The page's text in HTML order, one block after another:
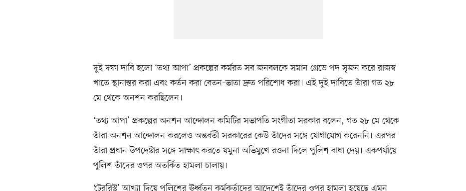
দুই দফা দাবি হলো ‘তথ্য আপা’ প্রকল্পের কর্মরত সব জনবলকে সমান গ্রেডে পদ সৃজন করে রাজস্ব
খাতে স্থানান্তর করা এবং কর্তন করা বেতন-ভাতা দ্রুত পরিশোধ করা। এই দুই দাবিতে তাঁরা গত ২৮
মে থেকে অনশন করছিলেন।
‘তথ্য আপা’ প্রকল্পের অনশন আন্দোলন কমিটির সভাপতি সংগীতা সরকার বলেন, গত ২৮ মে থেকে
তাঁরা অনশন আন্দোলন করলেও অন্তর্বর্তী সরকারের কেউ তাঁদের সঙ্গে যোগাযোগ করেননি। এরপর
তাঁরা প্রধান উপদেষ্টার সঙ্গে সাক্ষাৎ করতে যমুনা অভিমুখে রওনা দিলে পুলিশ বাধা দেয়। একপর্যায়ে
পুলিশ তাঁদের ওপর অতর্কিত হামলা চালায়।